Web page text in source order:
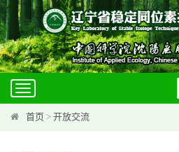
Toggle
navigation
首页 > 开放交流